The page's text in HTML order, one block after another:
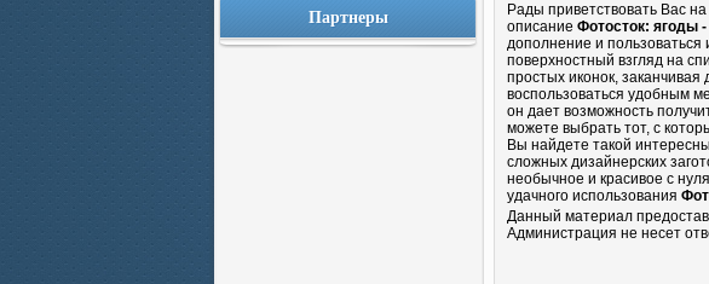
Партнеры
Рады приветствовать Вас
описание Фотосток: ягоды -
дополнение и
поверхностный взгляд на
простых иконок,
воспользоваться удобным
он дает возможность
можете выбрать тот, с
Вы найдете такой
сложных дизайнерских
необычное и красивое с
удачного использования
Данный материал
Администрация не несет